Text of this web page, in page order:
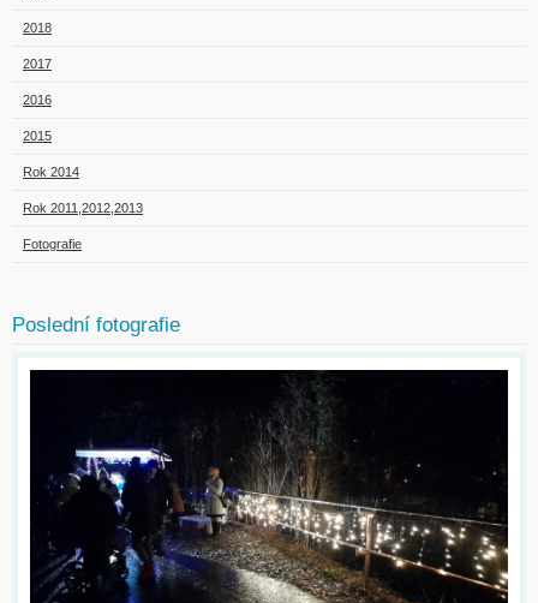
2018
2017
2016
2015
Rok 2014
Rok 2011,2012,2013
Fotografie
Poslední fotografie